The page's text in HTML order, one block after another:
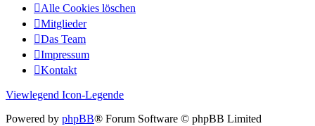
Alle Cookies löschen
Mitglieder
Das Team
Impressum
Kontakt
Viewlegend Icon-Legende
Powered by phpBB® Forum Software © phpBB Limited